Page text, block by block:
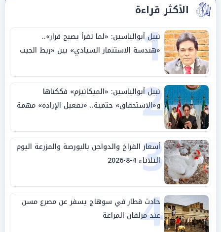
الأكثر قراءة
1
نبيل أبوالياسين: «لما تقرأ يصبح قرار»..
«هندسة الاستثمار السيادي» بين «ربط الجيب
بالوطن» و«سيادة الكلمة»
2
نبيل أبوالياسين: «الميكانيزم» فككناها
و«الاستحقاق» حتمية.. «تفعيل الإرادة» مهمة
الجامعة العربية
3
أسعار الفراخ والدواجن بالبورصة والمزرعة اليوم
الثلاثاء 4-8-2026
4
حادث قطار في سوهاج يسفر عن مصرع مسن
عند مزلقان المراغة